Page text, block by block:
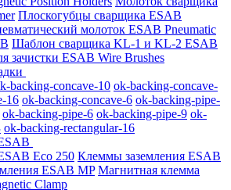
Плоскогубцы сварщика ESAB
молоток ESAB Pneumatic
Шаблон сварщика KL-1 и KL-2 ESAB
зачистки ESAB Wire Brushes
backing-concave-10 ok-backing-concave-
16 ok-backing-concave-6 ok-backing-pipe-
ok-backing-pipe-6 ok-backing-pipe-9 ok-
ok-backing-rectangular-16
Eco 250 Клеммы заземления ESAB
ESAB MP Магнитная клемма
Clamp